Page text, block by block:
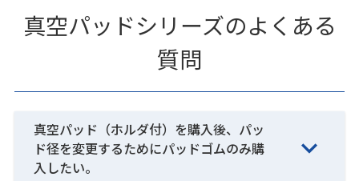
真空パッドシリーズのよくある
質問
真空パッド（ホルダ付）を購入後、パッ
ド径を変更するためにパッドゴムのみ購
入したい。